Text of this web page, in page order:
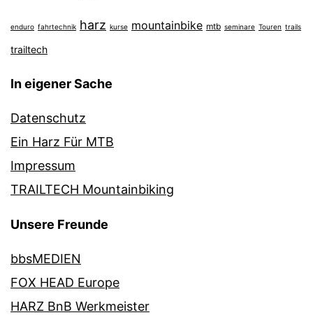
enduro fahrtechnik harz kurse mountainbike mtb seminare Touren trails
trailtech
In eigener Sache
Datenschutz
Ein Harz Für MTB
Impressum
TRAILTECH Mountainbiking
Unsere Freunde
bbsMEDIEN
FOX HEAD Europe
HARZ BnB Werkmeister